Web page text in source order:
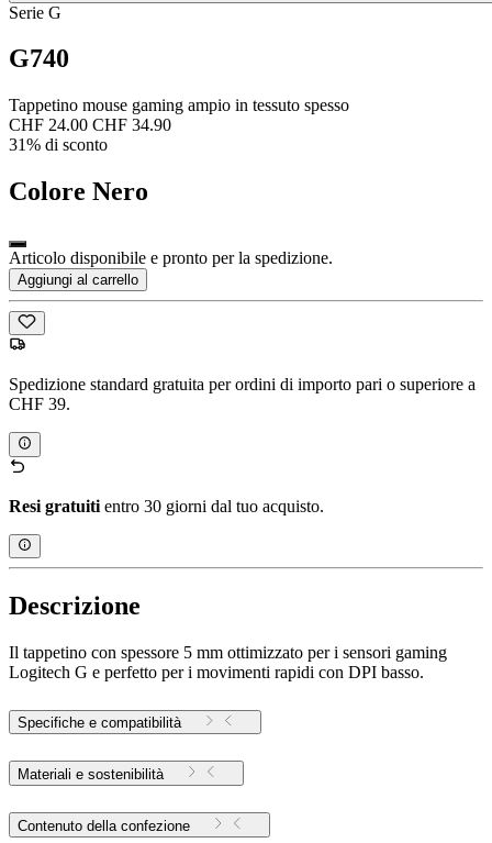
Serie G
G740
Tappetino mouse gaming ampio in tessuto spesso
CHF 24.00 CHF 34.90
31% di sconto
Colore Nero
Articolo disponibile e pronto per la spedizione.
Aggiungi al carrello
Spedizione standard gratuita per ordini di importo pari o superiore a
CHF 39.
Resi gratuiti entro 30 giorni dal tuo acquisto.
Descrizione
Il tappetino con spessore 5 mm ottimizzato per i sensori gaming
Logitech G e perfetto per i movimenti rapidi con DPI basso.
Specifiche e compatibilità
Materiali e sostenibilità
Contenuto della confezione